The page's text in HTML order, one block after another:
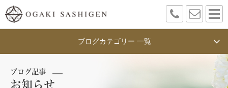
ブログカテゴリー 一覧
ブログ記事
お知らせ